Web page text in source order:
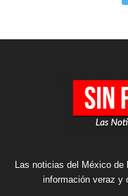
Las noticias del México de
información veraz y